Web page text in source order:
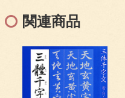
関連商品